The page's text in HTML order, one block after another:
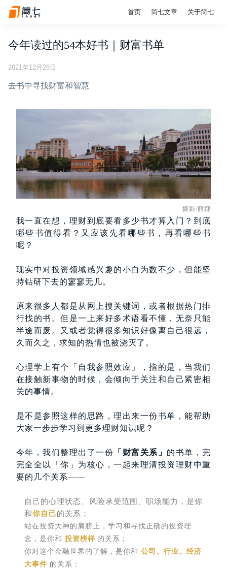
首页 简七文章 关于简七
今年读过的54本好书｜财富书单
2021年12月28日
去书中寻找财富和智慧
摄影/丽娜
我一直在想，理财到底要看多少书才算入门？到底
哪些书值得看？又应该先看哪些书，再看哪些书
呢？
现实中对投资领域感兴趣的小白为数不少，但能坚
持钻研下去的寥寥无几。
原来很多人都是从网上搜关键词，或者根据热门排
行找的书。但是一上来好多术语看不懂，无奈只能
半途而废。又或者觉得很多知识好像离自己很远，
久而久之，求知的热情也被浇灭了。
心理学上有个「自我参照效应」，指的是，当我们
在接触新事物的时候，会倾向于关注和自己紧密相
关的事情。
是不是参照这样的思路，理出来一份书单，能帮助
大家一步步学习到更多理财知识呢？
今年，我们整理出了一份 「财富关系」 的书单，完
完全全以「你」为核心，一起来理清投资理财中重
要的几个关系——
自己的心理状态、风险承受范围、职场能力，是你
和你自己的关系；
站在投资大神的肩膀上，学习和寻找正确的投资理
念，是你和 投资榜样 的关系；
你对这个金融世界的了解，是你和 公司、行业、经济
大事件 的关系；